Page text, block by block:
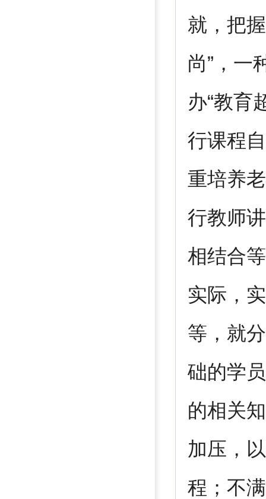
就，把
尚”，一
办“教育
行课程
重培养
行教师
相结合
实际，
等，就
础的学
的相关
加压，
程；不